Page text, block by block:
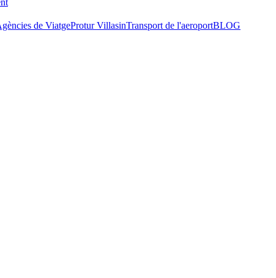
de ViatgeProtur VillasinTransport de l'aeroportBLOG